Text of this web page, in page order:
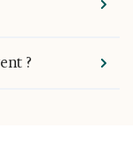
glycémies,
cas
?